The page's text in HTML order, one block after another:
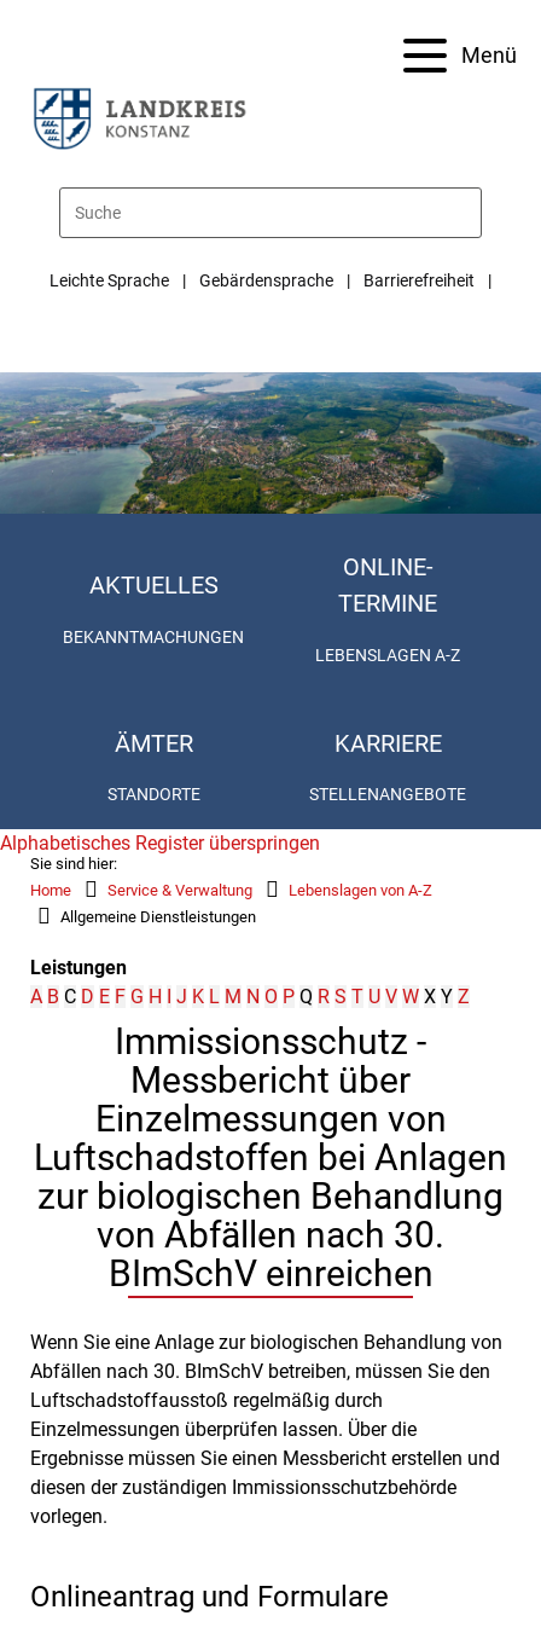
Menü
Leichte Sprache Gebärdensprache Barrierefreiheit
AKTUELLES
BEKANNTMACHUNGEN
ONLINE-
TERMINE
LEBENSLAGEN A-Z
ÄMTER
STANDORTE
KARRIERE
STELLENANGEBOTE
Sie sind hier:
Home
Service & Verwaltung
Lebenslagen von A-Z
Allgemeine Dienstleistungen
Leistungen
Alphabetisches Register überspringen
A B C D E F G H I J K L M N O P Q R S T U V W X Y Z
Immissionsschutz -
Messbericht über
Einzelmessungen von
Luftschadstoffen bei Anlagen
zur biologischen Behandlung
von Abfällen nach 30.
BImSchV einreichen
Wenn Sie eine Anlage zur biologischen Behandlung von
Abfällen nach 30. BImSchV betreiben, müssen Sie den
Luftschadstoffausstoß regelmäßig durch
Einzelmessungen überprüfen lassen. Über die
Ergebnisse müssen Sie einen Messbericht erstellen und
diesen der zuständigen Immissionsschutzbehörde
vorlegen.
Onlineantrag und Formulare